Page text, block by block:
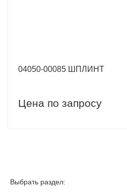
04050-00085 ШПЛИНТ
Цена по запросу
Выбрать раздел: